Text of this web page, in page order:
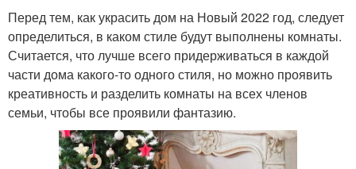
Перед тем, как украсить дом на Новый 2022 год, следует
определиться, в каком стиле будут выполнены комнаты.
Считается, что лучше всего придерживаться в каждой
части дома какого-то одного стиля, но можно проявить
креативность и разделить комнаты на всех членов
семьи, чтобы все проявили фантазию.